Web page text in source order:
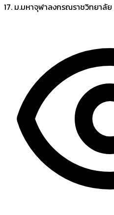
17. ม.มหาจุฬาลงกรณราชวิทยาลัย